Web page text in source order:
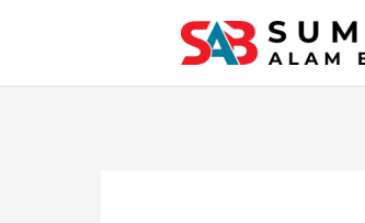
konten